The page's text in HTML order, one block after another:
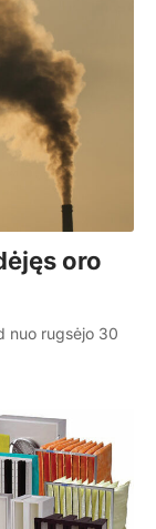
oro
nuo rugsėjo 30